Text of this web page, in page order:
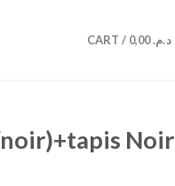
CART / د.م.0,00
Noir